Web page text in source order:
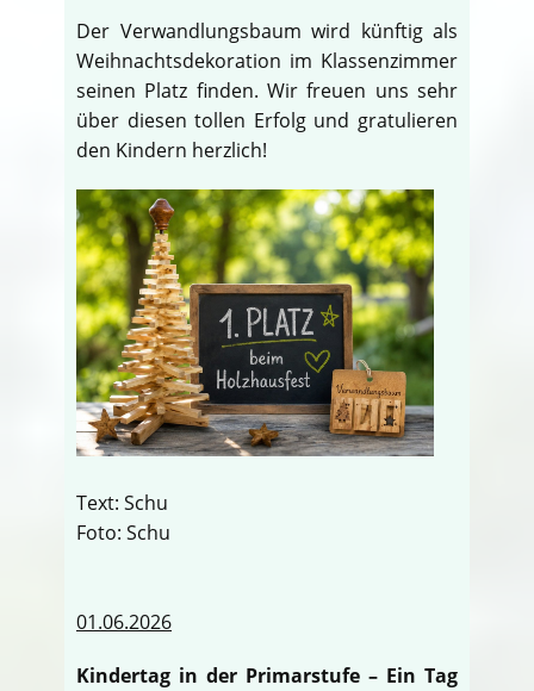
Der Verwandlungsbaum wird künftig als
Weihnachtsdekoration im Klassenzimmer
seinen Platz finden. Wir freuen uns sehr
über diesen tollen Erfolg und gratulieren
den Kindern herzlich!
Text: Schu
Foto: Schu
01.06.2026
Kindertag in der Primarstufe – Ein Tag